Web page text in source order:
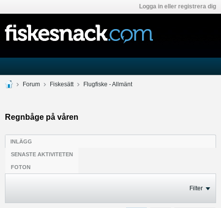
Logga in eller registrera dig
Forum Fiskesätt Flugfiske - Allmänt
Regnbåge på våren
INLÄGG
SENASTE AKTIVITETEN
FOTON
Filter